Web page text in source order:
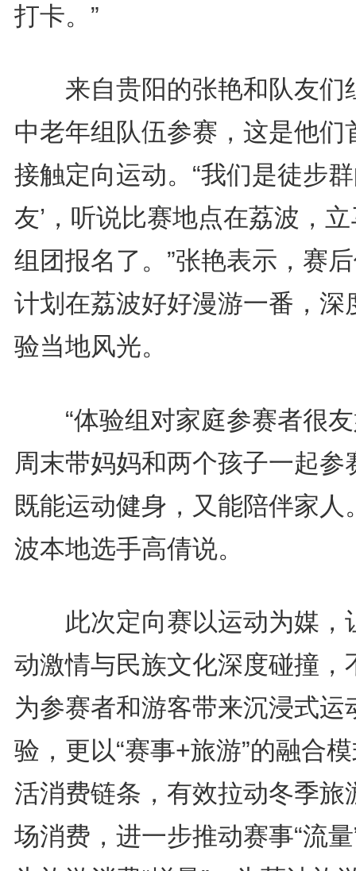
打卡。”
来自贵阳的张艳和队友们
中老年组队伍参赛，这是他们
接触定向运动。“我们是徒步群
友’，听说比赛地点在荔波，
组团报名了。”张艳表示，赛
计划在荔波好好漫游一番，深
验当地风光。
“体验组对家庭参赛者很友
周末带妈妈和两个孩子一起参
既能运动健身，又能陪伴家人
波本地选手高倩说。
此次定向赛以运动为媒，
动激情与民族文化深度碰撞，
为参赛者和游客带来沉浸式运
验，更以“赛事+旅游”的融合
活消费链条，有效拉动冬季旅
场消费，进一步推动赛事“流